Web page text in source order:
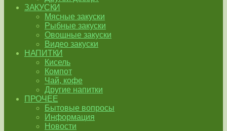
ЗАКУСКИ
Мясные закуски
Рыбные закуски
Овощные закуски
Видео закуски
НАПИТКИ
Кисель
Компот
Чай, кофе
Другие напитки
ПРОЧЕЕ
Бытовые вопросы
Информация
Новости